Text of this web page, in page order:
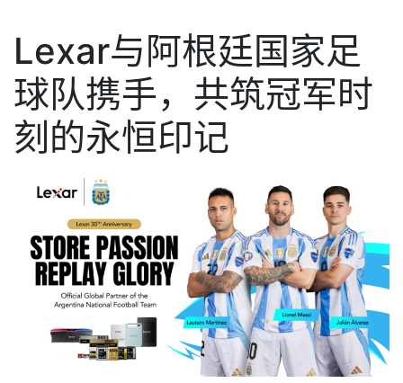
Lexar与阿根廷国家足
球队携手，共筑冠军时
刻的永恒印记